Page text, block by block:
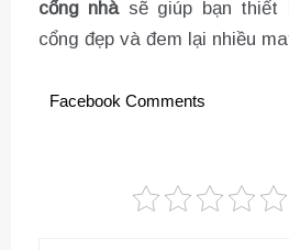
cổng nhàsẽ giúp bạn thiết
cổng đẹp và đem lại nhiều
Facebook Comments